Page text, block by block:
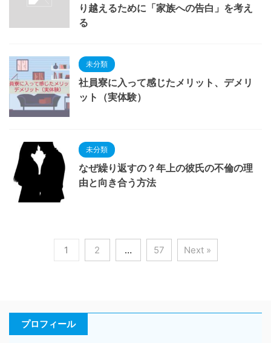
り越えるために「家族への告白」を考え
る
未分類
社員寮に入って感じたメリット、デメリ
ット（実体験）
未分類
なぜ繰り返すの？年上の彼氏の不倫の理
由と向き合う方法
1 2 … 57 Next »
プロフィール